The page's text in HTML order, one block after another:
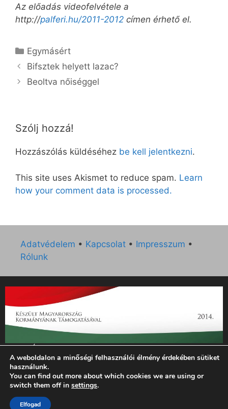
Az előadás videofelvétele a
http://palferi.hu/2011-2012 címen érhető el.
Kategória
Egymásért
Bifsztek helyett lazac?
Beoltva nőiséggel
Szólj hozzá!
Hozzászólás küldéséhez be kell jelentkezni.
This site uses Akismet to reduce spam. Learn
how your comment data is processed.
Adatvédelem • Kapcsolat • Impresszum •
Rólunk
„Az Új Ember katolikus hetilap 2014. évi működésének
támogatását az EGYH-KCP-14-P-0121 sz. támogatási
szerződés keretében 3 000 000 Ft összegben támogatta az
Emberi Erőforrások Minisztériuma.”
© 2026 Magyar Kurír - Új Ember
A weboldalon a minőségi felhasználói élmény érdekében sütiket
használunk.
You can find out more about which cookies we are using or
switch them off in settings.
Elfogad